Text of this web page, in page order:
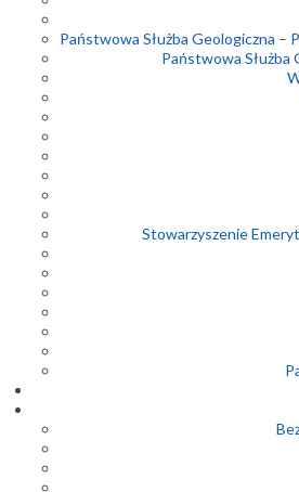
Państwowa Służba Geologiczna –
Państwowa Służba
Stowarzyszenie